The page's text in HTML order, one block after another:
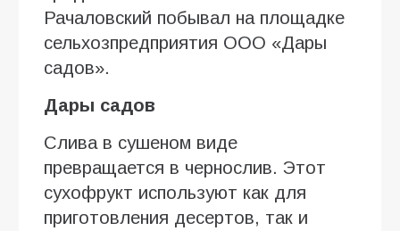
Рачаловский побывал на площадке
сельхозпредприятия ООО «Дары
садов».
Дары садов
Слива в сушеном виде
превращается в чернослив. Этот
сухофрукт используют как для
приготовления десертов, так и